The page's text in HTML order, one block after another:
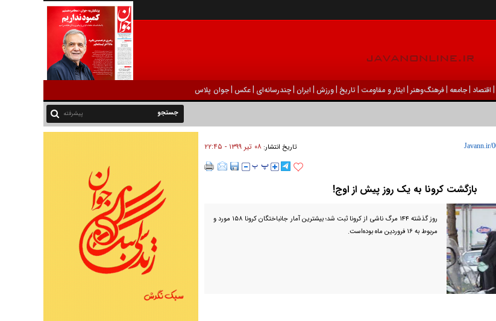
| اقتصاد |جامعه |فرهنگ‌و‌هنر | ایثار و مقاومت |تاریخ |ورزش | ايران |چندرسانه‌ای |عکس |جوان پلاس
پیشرفته
تاریخ انتشار:۰۸ تير ۱۳۹۹ - ۲۲:۴۵
بازگشت کرونا به یک روز پیش از اوج!
روز گذشته ۱۴۴ مرگ ناشی از کرونا ثبت شد؛ بیشترین آمار جانباختگان کرونا ۱۵۸ مورد و
مربوط به ۱۶ فروردین ماه بوده‌است.